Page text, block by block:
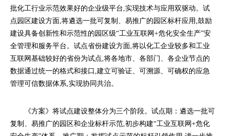
批化工行业示范效果好的企业级平台,实现技术与应用双驱动。试
点园区建设方面,将遴选一批可复制、易推广的园区标杆应用,鼓励
建设具备创新性和示范性的园区级“工业互联网+危化安全生产”安
全管理和服务平台。试点省份建设方面,将以化工企业较多和工业
互联网基础较好的省份为试点,将各地市、各部门、各企业节点的
数据通过统一的格式和接口,建立可验证、可溯源、可确权的应急
管理可信数据体系,实现协同共治。
《方案》将试点建设整体分为三个阶段。试点期：遴选一批可
复制、易推广的园区和企业标杆示范,初步构建“工业互联网+危化